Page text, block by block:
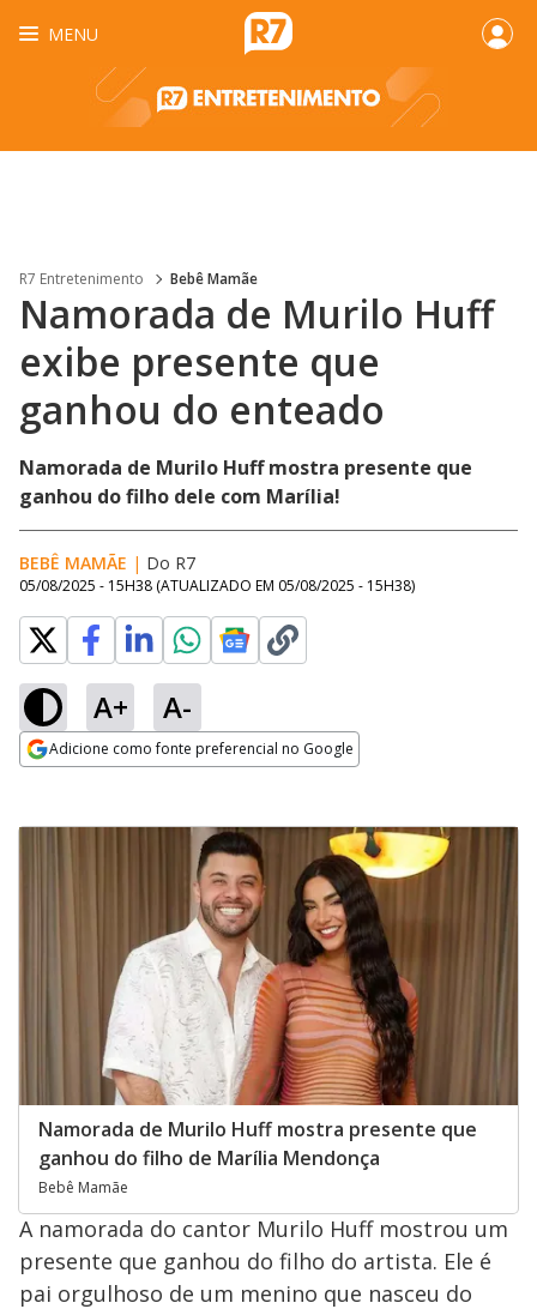
MENU
R7 Entretenimento Bebê Mamãe
Namorada de Murilo Huff
exibe presente que
ganhou do enteado
Namorada de Murilo Huff mostra presente que
ganhou do filho dele com Marília!
BEBÊ MAMÃE | Do R7
05/08/2025 - 15H38 (ATUALIZADO EM 05/08/2025 - 15H38)
A+ A-
Adicione como fonte preferencial no Google
Namorada de Murilo Huff mostra presente que
ganhou do filho de Marília Mendonça
Bebê Mamãe
A namorada do cantor Murilo Huff mostrou um
presente que ganhou do filho do artista. Ele é
pai orgulhoso de um menino que nasceu do